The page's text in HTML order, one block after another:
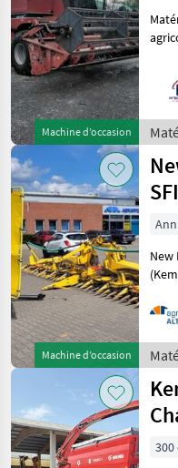
Lexion
520
LEXION
530
Lexion
550
Tout
MARKETPLACE
Marketplace
Offres des
distributeurs
Machine d’occasion
de
/
Machine d’occasion
New
-
de
New
300